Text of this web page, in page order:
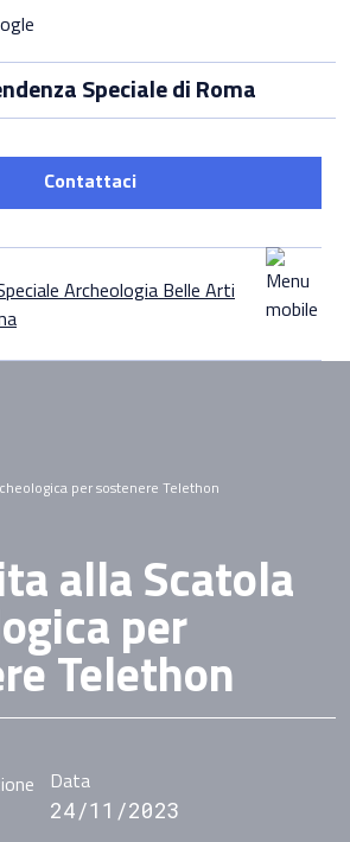
Speciale di Roma
Contattaci
per sostenere Telethon
alla Scatola
per
Telethon
Data
24/11/2023